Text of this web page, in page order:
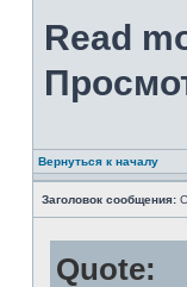
Read
Вернуться к началу
Заголовок сообщения:
Quote: